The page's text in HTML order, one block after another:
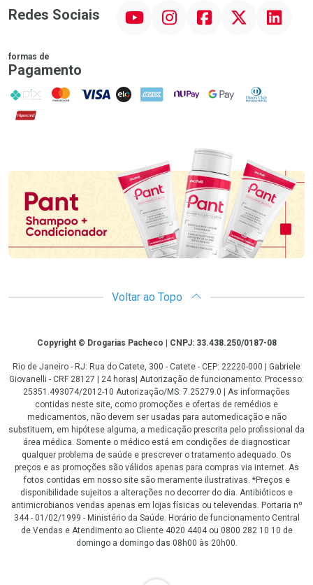
Redes Sociais InstagramFacebookTwitter Linkedin
formas de
Pagamento
PIX MasterCard
VISA ELO AMEX NuPay Google PayDiners Club
Hipercard
Promoção em Destaque
Voltar ao Topo
CopyrightCopyright © Drogarias Pacheco | CNPJ: 33.438.250/0187-08
Rio de Janeiro - RJ: Rua do Catete, 300 - Catete - CEP: 22220-000 | Gabriele
Giovanelli - CRF 28127 | 24 horas| Autorização de funcionamento: Processo:
25351.493074/2012-10 Autorização/MS: 7.25279.0 | As informações
contidas neste site, como promoções e ofertas de remédios e
medicamentos, não devem ser usadas para automedicação e não
substituem, em hipótese alguma, a medicação prescrita pelo profissional da
área médica. Somente o médico está em condições de diagnosticar
qualquer problema de saúde e prescrever o tratamento adequado. Os
preços e as promoções são válidos apenas para compras via internet. As
fotos contidas em nosso site são meramente ilustrativas. *Preços e
disponibilidade sujeitos a alterações no decorrer do dia. Antibióticos e
antimicrobianos vendas apenas em lojas físicas ou televendas. Portaria nº
344 - 01/02/1999 - Ministério da Saúde. Horário de funcionamento Central
de Vendas e Atendimento ao Cliente 4020 4404 ou 0800 282 10 10 de
domingo a domingo das 08h00 às 20h00.